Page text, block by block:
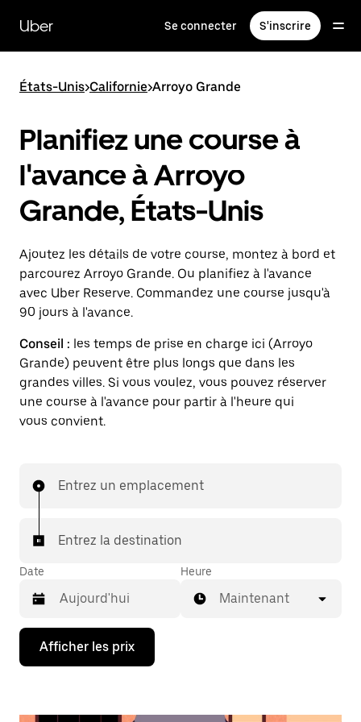
contenu
principal
Uber Se connecter S'inscrire
États-Unis>Californie>Arroyo Grande
Planifiez une course à
l'avance à Arroyo
Grande, États-Unis
Ajoutez les détails de votre course, montez à bord et
parcourez Arroyo Grande. Ou planifiez à l'avance
avec Uber Reserve. Commandez une course jusqu'à
90 jours à l'avance.
Conseil : les temps de prise en charge ici (Arroyo
Grande) peuvent être plus longs que dans les
grandes villes. Si vous voulez, vous pouvez réserver
une course à l'avance pour partir à l'heure qui
vous convient.
Entrez un emplacement
Entrez la destination
Date
Appuyez
la
Heure
Maintenant
Afficher les prix